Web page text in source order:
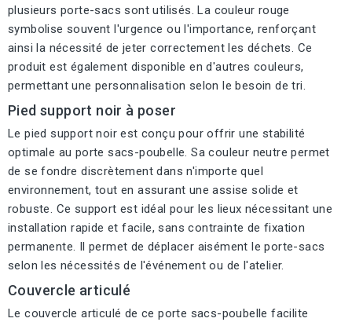
plusieurs porte-sacs sont utilisés. La couleur rouge
symbolise souvent l'urgence ou l'importance, renforçant
ainsi la nécessité de jeter correctement les déchets. Ce
produit est également disponible en d'autres couleurs,
permettant une personnalisation selon le besoin de tri.
Pied support noir à poser
Le pied support noir est conçu pour offrir une stabilité
optimale au porte sacs-poubelle. Sa couleur neutre permet
de se fondre discrètement dans n'importe quel
environnement, tout en assurant une assise solide et
robuste. Ce support est idéal pour les lieux nécessitant une
installation rapide et facile, sans contrainte de fixation
permanente. Il permet de déplacer aisément le porte-sacs
selon les nécessités de l'événement ou de l'atelier.
Couvercle articulé
Le couvercle articulé de ce porte sacs-poubelle facilite